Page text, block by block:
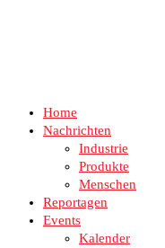
Home
Nachrichten
Industrie
Produkte
Menschen
Reportagen
Events
Kalender